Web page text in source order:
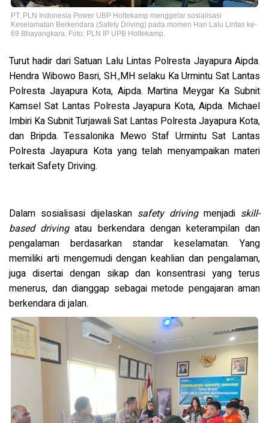
PT. PLN Indonesia Power UBP Holtekamp menggelar sosialisasi
Keselamatan Berkendara (Safety Driving) pada momen Hari Lalu Lintas ke-
69 Bhayangkara. Foto: PLN IP UPB Holtekamp.
Turut hadir dari Satuan Lalu Lintas Polresta Jayapura Aipda.
Hendra Wibowo Basri, SH.,MH selaku Ka Urmintu Sat Lantas
Polresta Jayapura Kota, Aipda. Martina Meygar Ka Subnit
Kamsel Sat Lantas Polresta Jayapura Kota, Aipda. Michael
Imbiri Ka Subnit Turjawali Sat Lantas Polresta Jayapura Kota,
dan Bripda. Tessalonika Mewo Staf Urmintu Sat Lantas
Polresta Jayapura Kota yang telah menyampaikan materi
terkait Safety Driving.
Dalam sosialisasi dijelaskan safety drivingmenjadi skill-
based drivingatau berkendara dengan keterampilan dan
pengalaman berdasarkan standar keselamatan. Yang
memiliki arti mengemudi dengan keahlian dan pengalaman,
juga disertai dengan sikap dan konsentrasi yang terus
menerus, dan dianggap sebagai metode pengajaran aman
berkendara di jalan.